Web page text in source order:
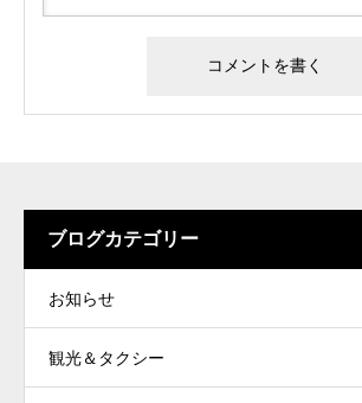
ブログカテゴリー
お知らせ
観光＆タクシー